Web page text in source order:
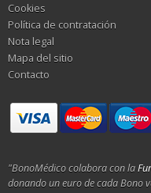
Cookies
Política de contratación
Nota legal
Mapa del sitio
Contacto
"BonoMédico colabora con la
donando un euro de cada Bono